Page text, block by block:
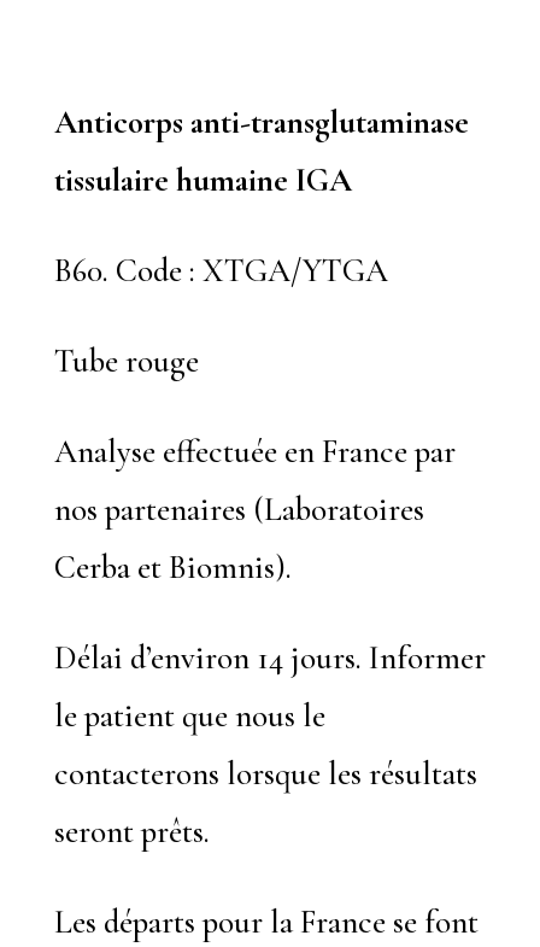
Anticorps anti-transglutaminase
tissulaire humaine IGA
B60. Code : XTGA/YTGA
Tube rouge
Analyse effectuée en France par
nos partenaires (Laboratoires
Cerba et Biomnis).
Délai d’environ 14 jours. Informer
le patient que nous le
contacterons lorsque les résultats
seront prêts.
Les départs pour la France se font